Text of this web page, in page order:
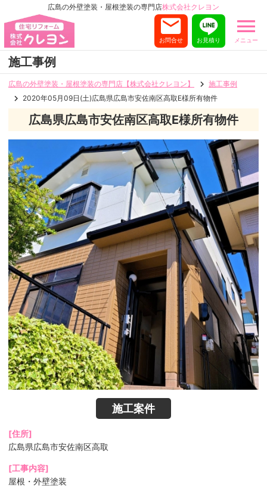
広島の外壁塗装・屋根塗装の専門店株式会社クレヨン
メニュー
お見積り
お問合せ
施工事例
広島の外壁塗装・屋根塗装の専門店【株式会社クレヨン】
施工事例
2020年05月09日(土)広島県広島市安佐南区高取E様所有物件
広島県広島市安佐南区高取E様所有物件
施工案件
[住所]
広島県広島市安佐南区高取
[工事内容]
屋根・外壁塗装